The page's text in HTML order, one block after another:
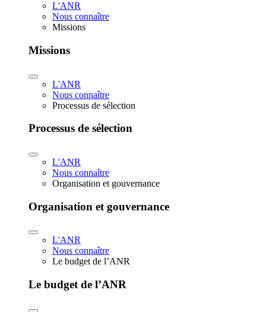
L'ANR
Nous connaître
Missions
Missions
L'ANR
Nous connaître
Processus de sélection
Processus de sélection
L'ANR
Nous connaître
Organisation et gouvernance
Organisation et gouvernance
L'ANR
Nous connaître
Le budget de l’ANR
Le budget de l’ANR